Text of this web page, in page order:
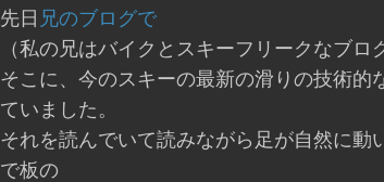
先日 兄のブログで
（私の兄はバイクとスキーフリークなブロ
そこに、今のスキーの最新の滑りの技術的
ていました。
それを読んでいて読みながら足が自然に動
で板の